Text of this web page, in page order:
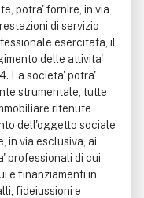
potra' fornire, in via
di servizio
esercitata, il
delle attivita'
La societa' potra'
strumentale, tutte
ritenute
dell'oggetto sociale
in via esclusiva, ai
professionali di cui
e finanziamenti in
fideiussioni e